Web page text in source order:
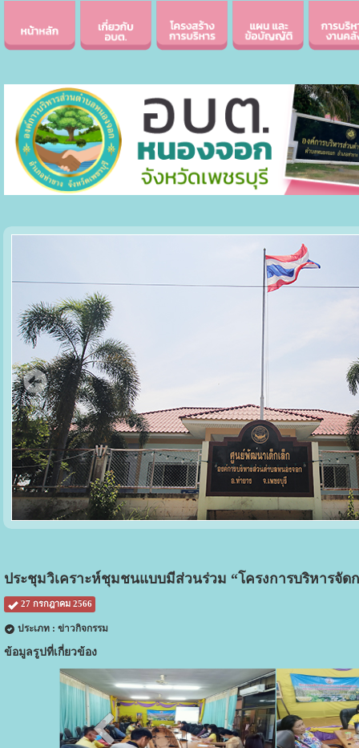
ประชุมวิเคราะห์ชุมชนแบบมีส่วนร่วม “โครงการบริหารจัด
27 กรกฎาคม 2566
ประเภท : ข่าวกิจกรรม
ข้อมูลรูปที่เกี่ยวข้อง